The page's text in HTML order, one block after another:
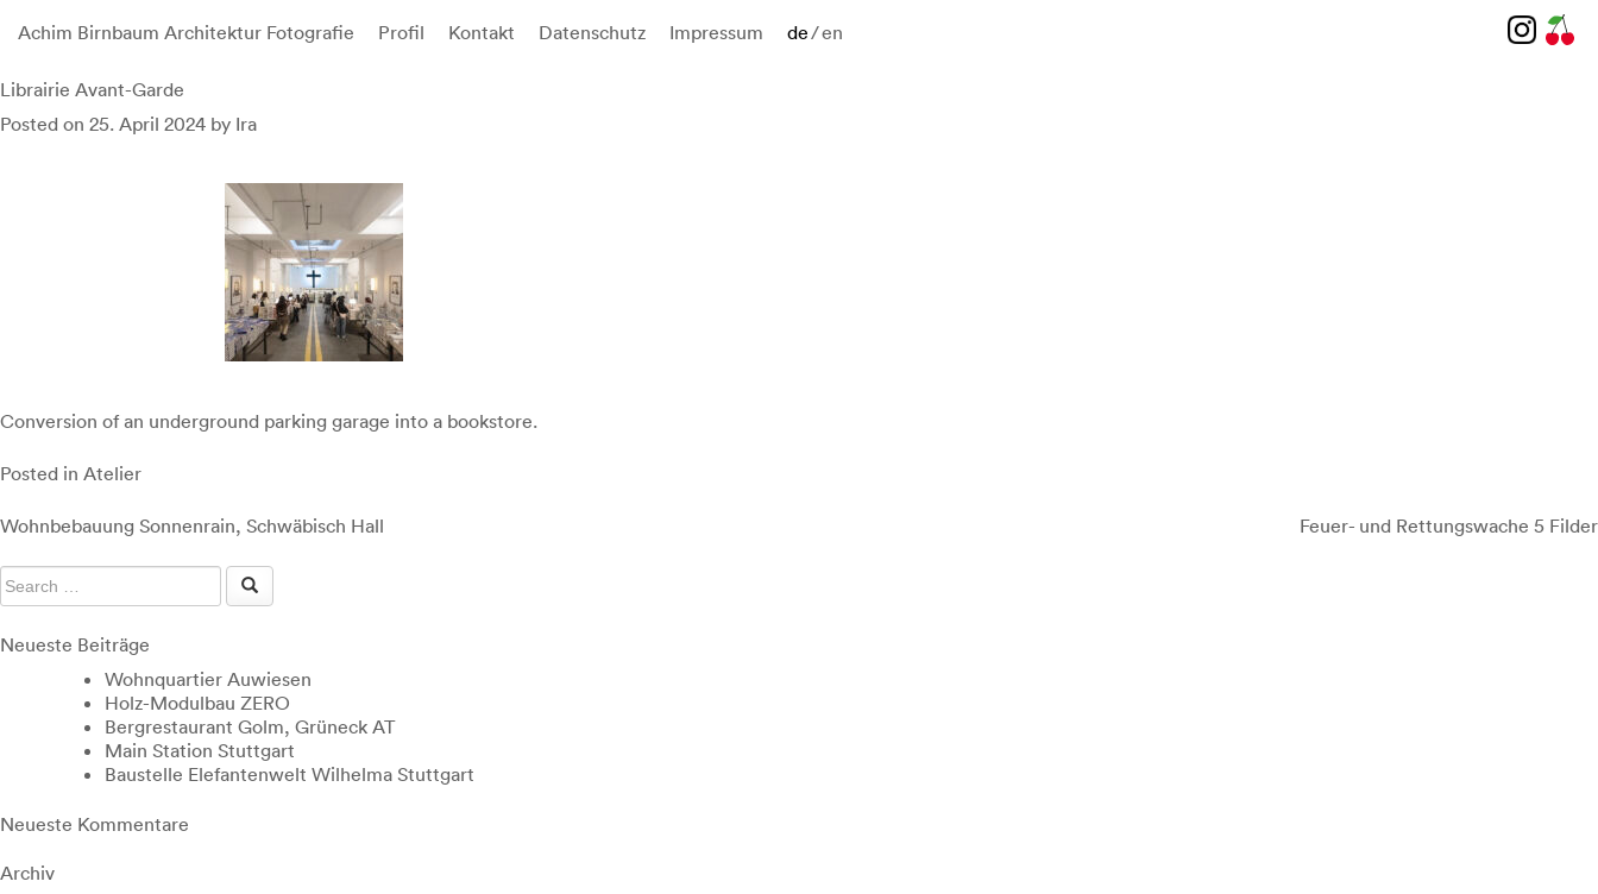
Achim Birnbaum Architektur Fotografie Profil Kontakt Datenschutz Impressum de/en
Skip
to
content
Librairie Avant-Garde
Posted on 25. April 2024 by Ira
Conversion of an underground parking garage into a bookstore.
Posted in Atelier
Beitragsnavigation
Wohnbebauung Sonnenrain, Schwäbisch Hall Feuer- und Rettungswache 5 Filder
Neueste Beiträge
Wohnquartier Auwiesen
Holz-Modulbau ZERO
Bergrestaurant Golm, Grüneck AT
Main Station Stuttgart
Baustelle Elefantenwelt Wilhelma Stuttgart
Neueste Kommentare
Archiv